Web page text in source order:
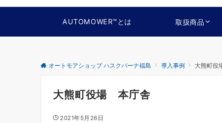
AUTOMOWER™とは 取扱商品
オートモアショップ ハスクバーナ福島 導入事例 大熊町
大熊町役場 本庁舎
2021年5月26日